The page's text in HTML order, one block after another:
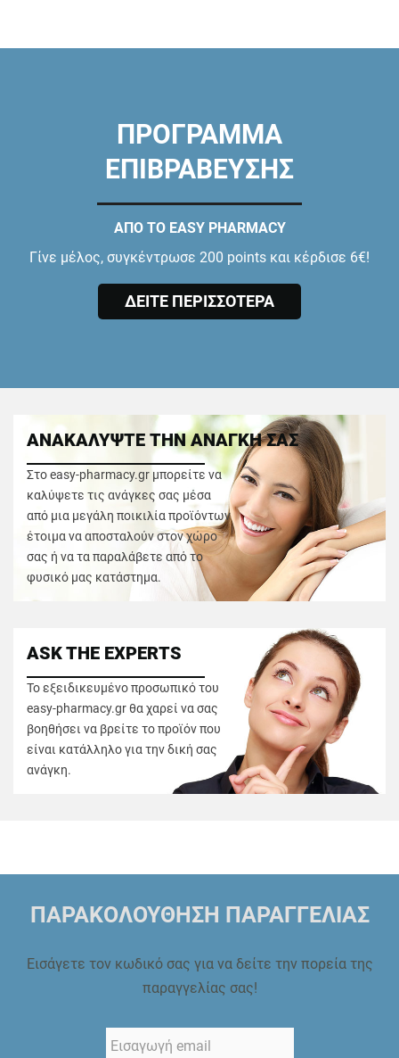
ΠΡΟΓΡΑΜΜΑ
ΕΠΙΒΡΑΒΕΥΣΗΣ
ΑΠΟ ΤΟ EASY PHARMACY
Γίνε μέλος, συγκέντρωσε 200 points και κέρδισε 6€!
ΔΕΙΤΕ ΠΕΡΙΣΣΟΤΕΡΑ
ΑΝΑΚΑΛΥΨΤΕ ΤΗΝ ΑΝΑΓΚΗ ΣΑΣ
Στο easy-pharmacy.gr μπορείτε να
καλύψετε τις ανάγκες σας μέσα
από μια μεγάλη ποικιλία προϊόντων
έτοιμα να αποσταλούν στον χώρο
σας ή να τα παραλάβετε από το
φυσικό μας κατάστημα.
ASK THE EXPERTS
Το εξειδικευμένο προσωπικό του
easy-pharmacy.gr θα χαρεί να σας
βοηθήσει να βρείτε το προϊόν που
είναι κατάλληλο για την δική σας
ανάγκη.
ΠΑΡΑΚΟΛΟΥΘΗΣΗ ΠΑΡΑΓΓΕΛΙΑΣ
Εισάγετε τον κωδικό σας για να δείτε την πορεία της
παραγγελίας σας!